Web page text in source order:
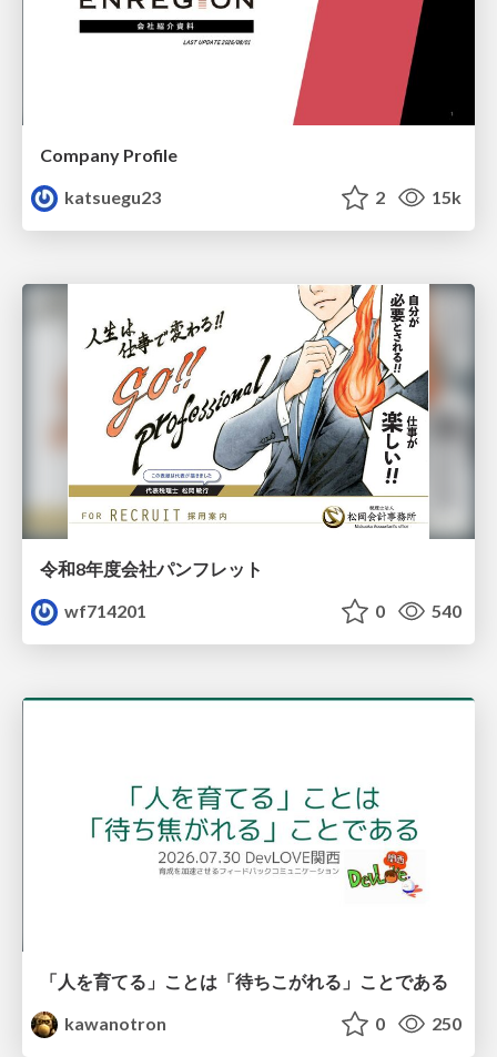
Company Profile
katsuegu23
2 15k
令和8年度会社パンフレット
wf714201
0 540
「人を育てる」ことは「待ちこがれる」ことである
kawanotron
0 250